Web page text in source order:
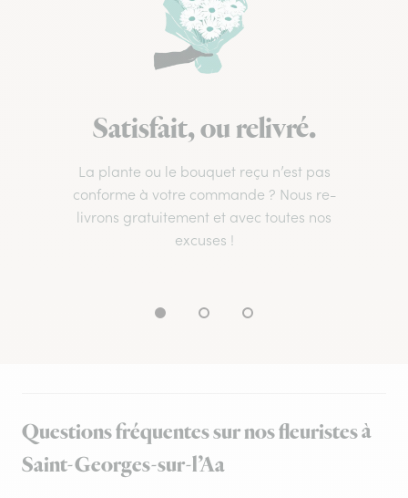
Satisfait, ou relivré.
La plante ou le bouquet reçu n’est pas
conforme à votre commande ? Nous re-
livrons gratuitement et avec toutes nos
excuses !
Questions fréquentes sur nos fleuristes à
Saint-Georges-sur-l’Aa